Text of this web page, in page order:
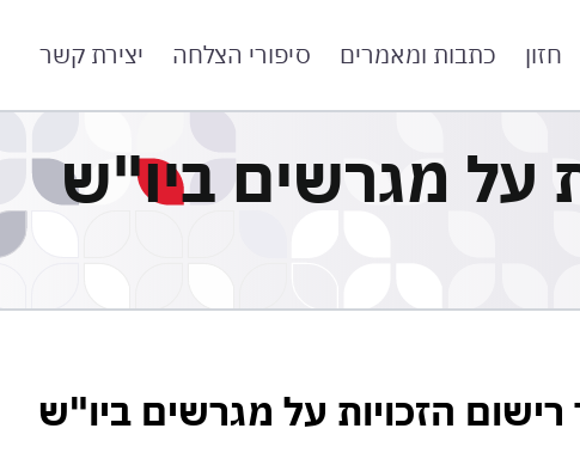
חזון כתבות ומאמרים סיפורי הצלחה יצירת קשר
על מגרשים ביו"ש
רישום הזכויות על מגרשים ביו"ש